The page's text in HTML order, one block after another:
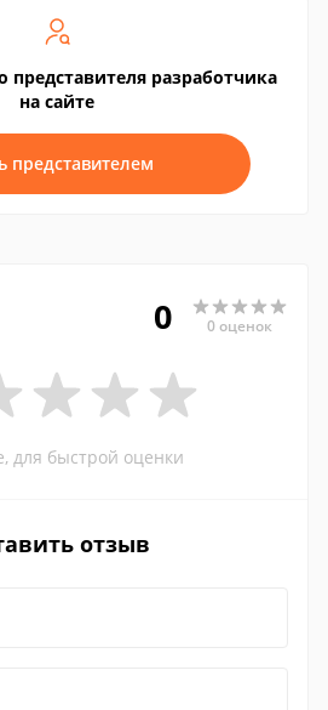
представителя разработчика
на сайте
представителем
0 0 оценок
для быстрой оценки
отзыв